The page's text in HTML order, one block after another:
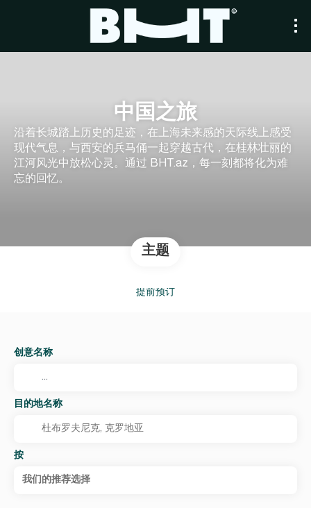
中国之旅
沿着长城踏上历史的足迹，在上海未来感的天际线上感受
现代气息，与西安的兵马俑一起穿越古代，在桂林壮丽的
江河风光中放松心灵。通过 BHT.az，每一刻都将化为难
忘的回忆。
主题
提前预订
创意名称
目的地名称
按
我们的推荐选择